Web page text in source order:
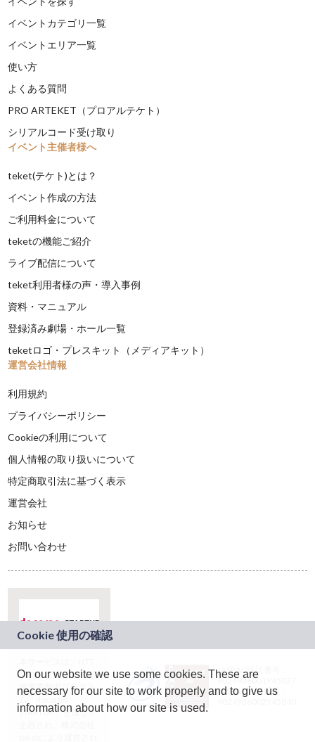
イベントカテゴリ一覧
イベントエリア一覧
使い方
よくある質問
PRO ARTEKET（プロアルテケト）
シリアルコード受け取り
イベント主催者様へ
teket(テケト)とは？
イベント作成の方法
ご利用料金について
teketの機能ご紹介
ライブ配信について
teket利用者様の声・導入事例
資料・マニュアル
登録済み劇場・ホール一覧
teketロゴ・プレスキット（メディアキット）
運営会社情報
利用規約
プライバシーポリシー
Cookieの利用について
個人情報の取り扱いについて
特定商取引法に基づく表示
運営会社
お知らせ
お問い合わせ
ドコモグループの新
規事業創出プログラ
ム「docomo
STARTUP」を通じて
JASRAC許諾番号：
9024936001Y45037
JASRAC許諾番号：
On our website we use some cookies. These are
necessary for our site to work properly and to give us
information about how our site is used.